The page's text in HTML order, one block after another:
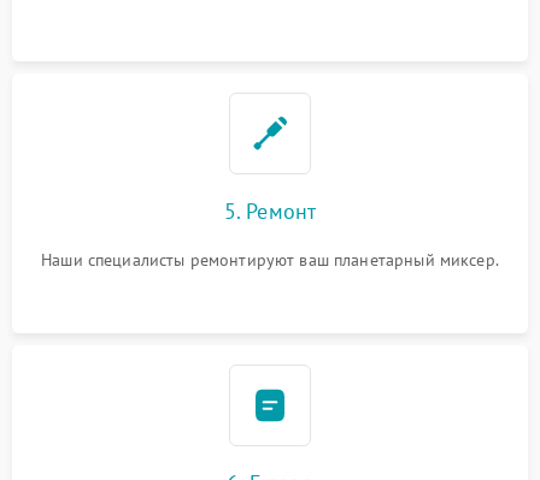
5. Ремонт
Наши специалисты ремонтируют ваш планетарный миксер.